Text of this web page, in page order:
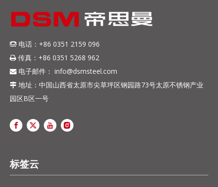
 电话：+86 0351 2159 096
 传真：+86 0351 5268 962
 电子邮件： info@dsmsteel.com
 地址：中国山西省太原市尖草坪区钢园路73号太原不锈钢产业
园区B区一号
标签云